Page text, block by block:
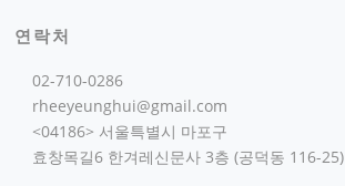
연락처
02-710-0286
rheeyeunghui@gmail.com
<04186> 서울특별시 마포구
효창목길6 한겨레신문사 3층 (공덕동 116-25)